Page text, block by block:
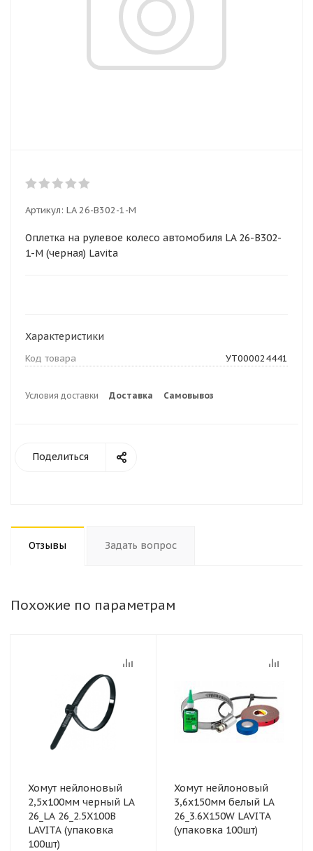
Артикул: LA 26-B302-1-M
Оплетка на рулевое колесо автомобиля LA 26-B302-
1-M (черная) Lavita
Характеристики
Код товара УТ000024441
Условия доставки Доставка Самовывоз
Поделиться
Отзывы Задать вопрос
Похожие по параметрам
Хомут нейлоновый
2,5x100мм черный LA
26_LA 26_2.5X100B
LAVITA (упаковка
100шт)
Хомут нейлоновый
3,6x150мм белый LA
26_3.6X150W LAVITA
(упаковка 100шт)